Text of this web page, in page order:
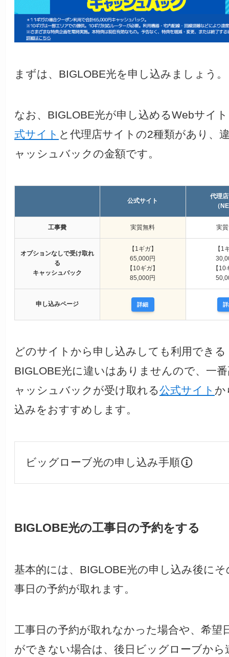
まずは、BIGLOBE光を申し込みましょう。
なお、BIGLOBE光が申し込めるWebサイ
式サイト と代理店サイトの2種類があり、
ャッシュバックの金額です。
公式サイト
代理
（
工事費 実質無料 実
オプションなしで受け取れ
る
キャッシュバック
【1ギガ】
65,000円
【10ギガ】
85,000円
【1
【
申し込みページ 詳細
どのサイトから申し込みしても利用できる
BIGLOBE光に違いはありませんので、一
ャッシュバックが受け取れる公式サイト か
込みをおすすめします。
ビッグローブ光の申し込み手順
BIGLOBE光の工事日の予約をする
基本的には、BIGLOBE光の申し込み後に
事日の予約が取れます。
工事日の予約が取れなかった場合や、希望
ができない場合は、後日ビッグローブから